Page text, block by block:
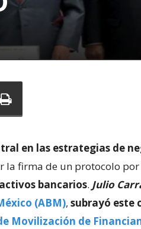
en las estrategias de
la firma de un protocolo
bancarios. Julio
(ABM), subrayó este
Movilización de